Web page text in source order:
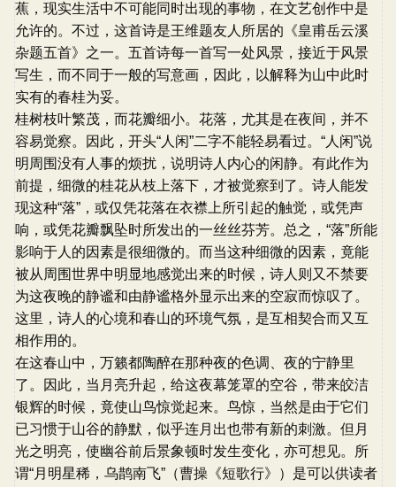
蕉，现实生活中不可能同时出现的事物，在文艺创作中是
允许的。不过，这首诗是王维题友人所居的《皇甫岳云溪
杂题五首》之一。五首诗每一首写一处风景，接近于风景
写生，而不同于一般的写意画，因此，以解释为山中此时
实有的春桂为妥。
桂树枝叶繁茂，而花瓣细小。花落，尤其是在夜间，并不
容易觉察。因此，开头“人闲”二字不能轻易看过。“人闲”说
明周围没有人事的烦扰，说明诗人内心的闲静。有此作为
前提，细微的桂花从枝上落下，才被觉察到了。诗人能发
现这种“落”，或仅凭花落在衣襟上所引起的触觉，或凭声
响，或凭花瓣飘坠时所发出的一丝丝芬芳。总之，“落”所能
影响于人的因素是很细微的。而当这种细微的因素，竟能
被从周围世界中明显地感觉出来的时候，诗人则又不禁要
为这夜晚的静谧和由静谧格外显示出来的空寂而惊叹了。
这里，诗人的心境和春山的环境气氛，是互相契合而又互
相作用的。
在这春山中，万籁都陶醉在那种夜的色调、夜的宁静里
了。因此，当月亮升起，给这夜幕笼罩的空谷，带来皎洁
银辉的时候，竟使山鸟惊觉起来。鸟惊，当然是由于它们
已习惯于山谷的静默，似乎连月出也带有新的刺激。但月
光之明亮，使幽谷前后景象顿时发生变化，亦可想见。所
谓“月明星稀，乌鹊南飞”（曹操《短歌行》）是可以供读者